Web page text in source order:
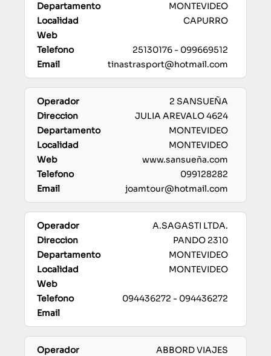
MONTEVIDEO
CAPURRO
25130176 - 099669512
tinastrasport@hotmail.com
2 SANSUEÑA
JULIA AREVALO 4624
MONTEVIDEO
MONTEVIDEO
www.sansueña.com
099128282
joamtour@hotmail.com
A.SAGASTI LTDA.
PANDO 2310
MONTEVIDEO
MONTEVIDEO
094436272 - 094436272
ABBORD VIAJES